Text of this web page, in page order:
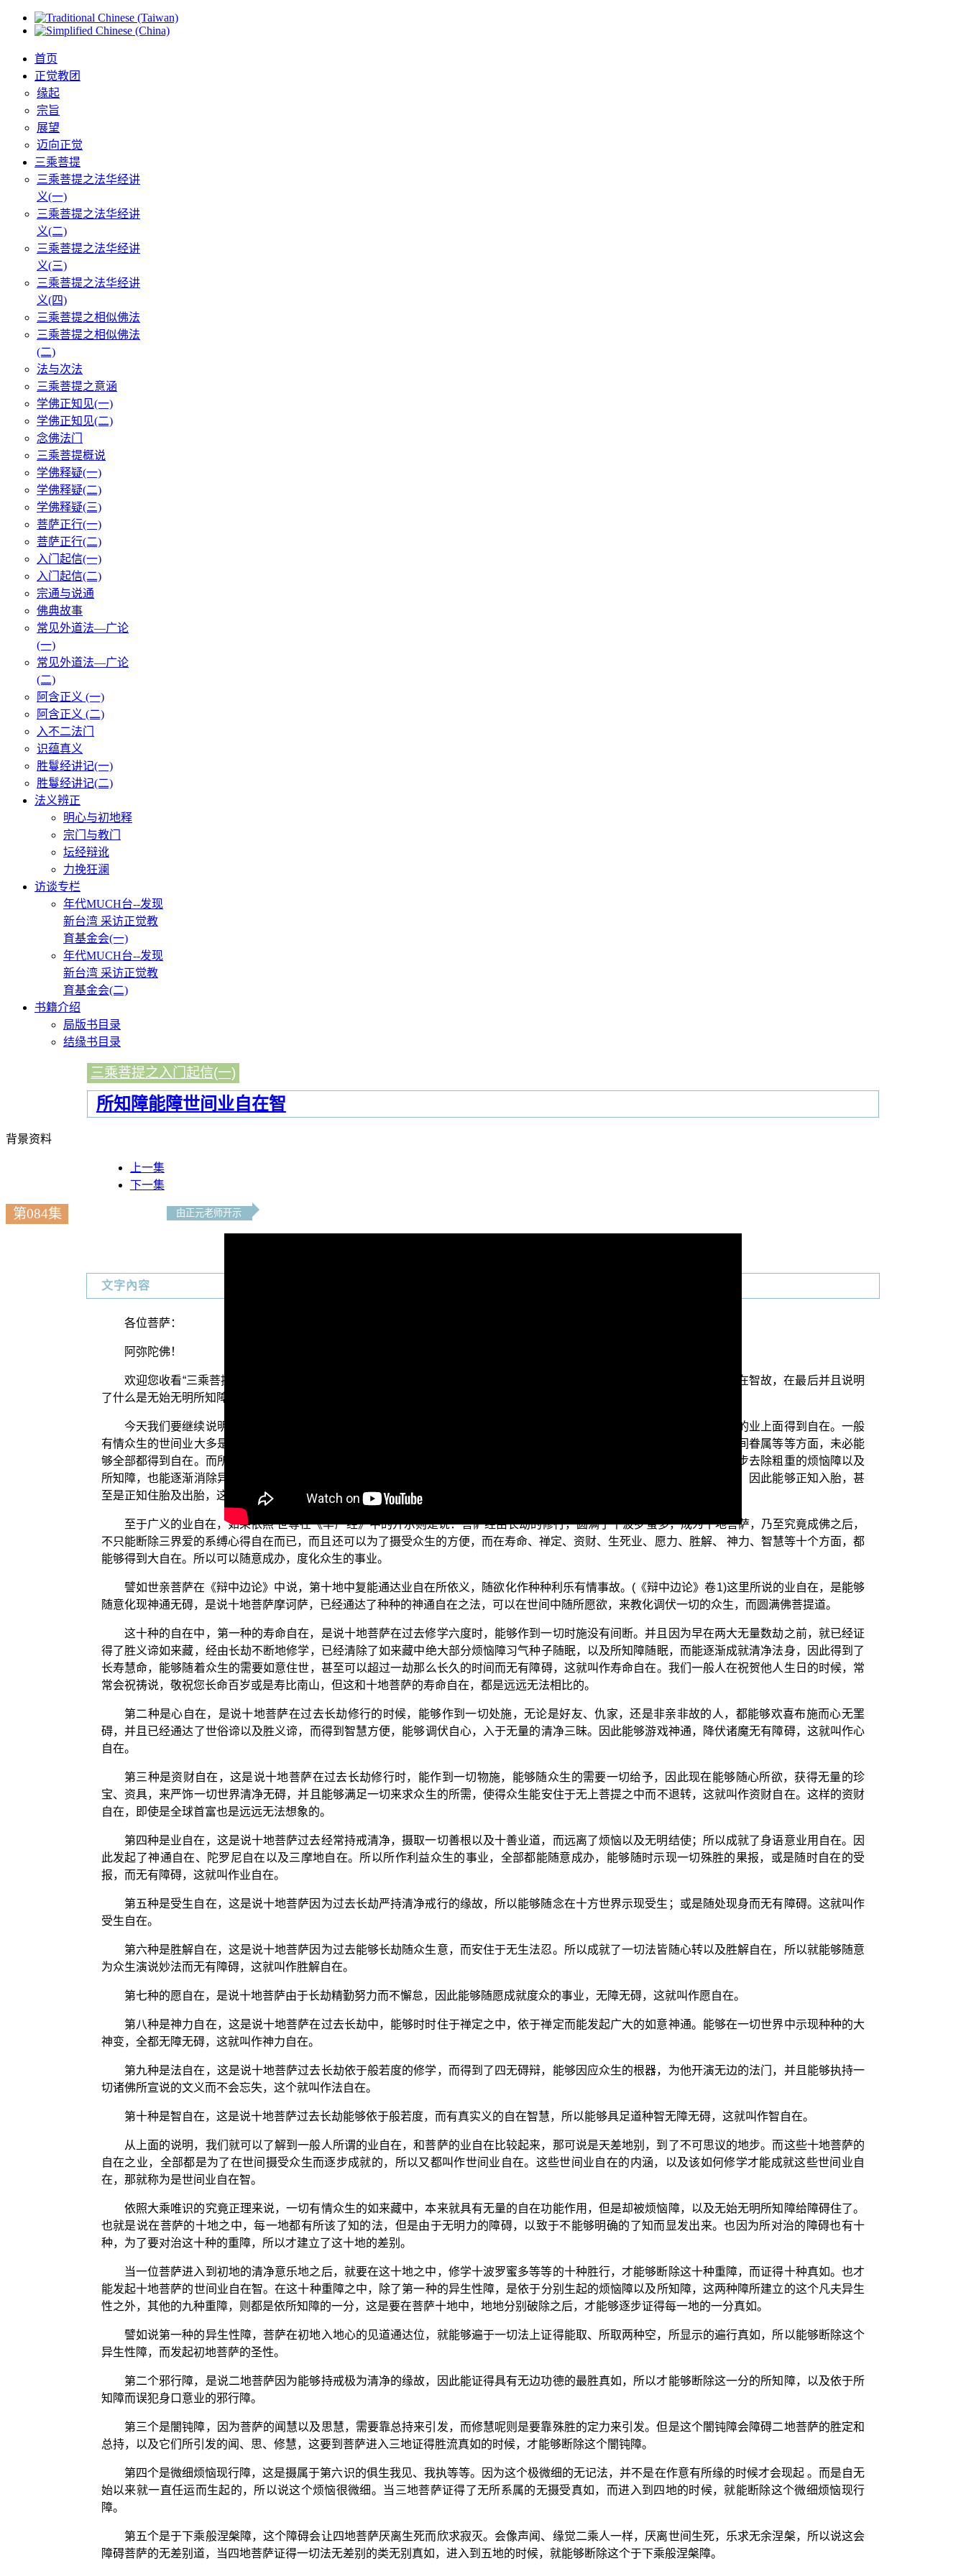
首页
正觉教团
缘起
宗旨
展望
迈向正觉
三乘菩提
三乘菩提之法华经讲
义(一)
三乘菩提之法华经讲
义(二)
三乘菩提之法华经讲
义(三)
三乘菩提之法华经讲
义(四)
三乘菩提之相似佛法
三乘菩提之相似佛法
(二)
法与次法
三乘菩提之意涵
学佛正知见(一)
学佛正知见(二)
念佛法门
三乘菩提概说
学佛释疑(一)
学佛释疑(二)
学佛释疑(三)
菩萨正行(一)
菩萨正行(二)
入门起信(一)
入门起信(二)
宗通与说通
佛典故事
常见外道法—广论
(一)
常见外道法—广论
(二)
阿含正义 (一)
阿含正义 (二)
入不二法门
识蕴真义
胜鬘经讲记(一)
胜鬘经讲记(二)
法义辨正
明心与初地释
宗门与教门
坛经辩讹
力挽狂澜
访谈专栏
年代MUCH台--发现
新台湾 采访正觉教
育基金会(一)
年代MUCH台--发现
新台湾 采访正觉教
育基金会(二)
书籍介绍
局版书目录
结缘书目录
三乘菩提之入门起信(一)
所知障能障世间业自在智
背景资料
上一集
下一集
第084集 由正元老师开示
文字內容
各位菩萨：
阿弥陀佛！
欢迎您收看“三乘菩提之入门起信”第84集。在上一集当中，我们谈到了马鸣菩萨所开示的无明者是所知障，能障世间业自在智故，在最后并且说明
了什么是无始无明所知障。
今天我们要继续说明，所知障会障碍世间业自在智的道理。所谓的业自在，简单来说，就是在三界世间当中，能够于种种的业上面得到自在。一般
有情众生的世间业大多是不得自在的，有的人即使已经有了百亿千亿的财富，看起来在财富上是很自在，但是在色身或者是世间眷属等等方面，未必能
够全部都得到自在。而所谓菩萨的业自在，以狭义来说，三贤位菩萨不但能断除我见，甚至能亲证诸法实相如来藏，在悟后逐步去除粗重的烦恼障以及
所知障，也能逐渐消除异生凡夫随业力流转生死的状态，而在生死业上得到自在。到了三地乃至五地的时候，能够发起意生身，因此能够正知入胎，甚
至是正知住胎及出胎，这就是菩萨所得到的业自在。
至于广义的业自在，如果依照 世尊在《华严经》中的开示则是说：菩萨经由长劫的修行，圆满了十波罗蜜多，成为十地菩萨，乃至究竟成佛之后，
不只能断除三界爱的系缚心得自在而已，而且还可以为了摄受众生的方便，而在寿命、禅定、资财、生死业、愿力、胜解、 神力、智慧等十个方面，都
能够得到大自在。所以可以随意成办，度化众生的事业。
譬如世亲菩萨在《辩中边论》中说，第十地中复能通达业自在所依义，随欲化作种种利乐有情事故。(《辩中边论》卷1)这里所说的业自在，是能够
随意化现神通无碍，是说十地菩萨摩诃萨，已经通达了种种的神通自在之法，可以在世间中随所愿欲，来教化调伏一切的众生，而圆满佛菩提道。
这十种的自在中，第一种的寿命自在，是说十地菩萨在过去修学六度时，能够作到一切时施没有间断。并且因为早在两大无量数劫之前，就已经证
得了胜义谛如来藏，经由长劫不断地修学，已经清除了如来藏中绝大部分烦恼障习气种子随眠，以及所知障随眠，而能逐渐成就清净法身，因此得到了
长寿慧命，能够随着众生的需要如意住世，甚至可以超过一劫那么长久的时间而无有障碍，这就叫作寿命自在。我们一般人在祝贺他人生日的时候，常
常会祝祷说，敬祝您长命百岁或是寿比南山，但这和十地菩萨的寿命自在，都是远远无法相比的。
第二种是心自在，是说十地菩萨在过去长劫修行的时候，能够作到一切处施，无论是好友、仇家，还是非亲非故的人，都能够欢喜布施而心无罣
碍，并且已经通达了世俗谛以及胜义谛，而得到智慧方便，能够调伏自心，入于无量的清净三昧。因此能够游戏神通，降伏诸魔无有障碍，这就叫作心
自在。
第三种是资财自在，这是说十地菩萨在过去长劫修行时，能作到一切物施，能够随众生的需要一切给予，因此现在能够随心所欲，获得无量的珍
宝、资具，来严饰一切世界清净无碍，并且能够满足一切来求众生的所需，使得众生能安住于无上菩提之中而不退转，这就叫作资财自在。这样的资财
自在，即使是全球首富也是远远无法想象的。
第四种是业自在，这是说十地菩萨过去经常持戒清净，摄取一切善根以及十善业道，而远离了烦恼以及无明结使；所以成就了身语意业用自在。因
此发起了神通自在、陀罗尼自在以及三摩地自在。所以所作利益众生的事业，全部都能随意成办，能够随时示现一切殊胜的果报，或是随时自在的受
报，而无有障碍，这就叫作业自在。
第五种是受生自在，这是说十地菩萨因为过去长劫严持清净戒行的缘故，所以能够随念在十方世界示现受生；或是随处现身而无有障碍。这就叫作
受生自在。
第六种是胜解自在，这是说十地菩萨因为过去能够长劫随众生意，而安住于无生法忍。所以成就了一切法皆随心转以及胜解自在，所以就能够随意
为众生演说妙法而无有障碍，这就叫作胜解自在。
第七种的愿自在，是说十地菩萨由于长劫精勤努力而不懈怠，因此能够随愿成就度众的事业，无障无碍，这就叫作愿自在。
第八种是神力自在，这是说十地菩萨在过去长劫中，能够时时住于禅定之中，依于禅定而能发起广大的如意神通。能够在一切世界中示现种种的大
神变，全都无障无碍，这就叫作神力自在。
第九种是法自在，这是说十地菩萨过去长劫依于般若度的修学，而得到了四无碍辩，能够因应众生的根器，为他开演无边的法门，并且能够执持一
切诸佛所宣说的文义而不会忘失，这个就叫作法自在。
第十种是智自在，这是说十地菩萨过去长劫能够依于般若度，而有真实义的自在智慧，所以能够具足道种智无障无碍，这就叫作智自在。
从上面的说明，我们就可以了解到一般人所谓的业自在，和菩萨的业自在比较起来，那可说是天差地别，到了不可思议的地步。而这些十地菩萨的
自在之业，全部都是为了在世间摄受众生而逐步成就的，所以又都叫作世间业自在。这些世间业自在的内涵，以及该如何修学才能成就这些世间业自
在，那就称为是世间业自在智。
依照大乘唯识的究竟正理来说，一切有情众生的如来藏中，本来就具有无量的自在功能作用，但是却被烦恼障，以及无始无明所知障给障碍住了。
也就是说在菩萨的十地之中，每一地都有所该了知的法，但是由于无明力的障碍，以致于不能够明确的了知而显发出来。也因为所对治的障碍也有十
种，为了要对治这十种的重障，所以才建立了这十地的差别。
当一位菩萨进入到初地的清净意乐地之后，就要在这十地之中，修学十波罗蜜多等等的十种胜行，才能够断除这十种重障，而证得十种真如。也才
能发起十地菩萨的世间业自在智。在这十种重障之中，除了第一种的异生性障，是依于分别生起的烦恼障以及所知障，这两种障所建立的这个凡夫异生
性之外，其他的九种重障，则都是依所知障的一分，这是要在菩萨十地中，地地分别破除之后，才能够逐步证得每一地的一分真如。
譬如说第一种的异生性障，菩萨在初地入地心的见道通达位，就能够遍于一切法上证得能取、所取两种空，所显示的遍行真如，所以能够断除这个
异生性障，而发起初地菩萨的圣性。
第二个邪行障，是说二地菩萨因为能够持戒极为清净的缘故，因此能证得具有无边功德的最胜真如，所以才能够断除这一分的所知障，以及依于所
知障而误犯身口意业的邪行障。
第三个是闇钝障，因为菩萨的闻慧以及思慧，需要靠总持来引发，而修慧呢则是要靠殊胜的定力来引发。但是这个闇钝障会障碍二地菩萨的胜定和
总持，以及它们所引发的闻、思、修慧，这要到菩萨进入三地证得胜流真如的时候，才能够断除这个闇钝障。
第四个是微细烦恼现行障，这是摄属于第六识的俱生我见、我执等等。因为这个极微细的无记法，并不是在作意有所缘的时候才会现起 。而是自无
始以来就一直任运而生起的，所以说这个烦恼很微细。当三地菩萨证得了无所系属的无摄受真如，而进入到四地的时候，就能断除这个微细烦恼现行
障。
第五个是于下乘般涅槃障，这个障碍会让四地菩萨厌离生死而欣求寂灭。会像声闻、缘觉二乘人一样，厌离世间生死，乐求无余涅槃，所以说这会
障碍菩萨的无差别道，当四地菩萨证得一切法无差别的类无别真如，进入到五地的时候，就能够断除这个于下乘般涅槃障。